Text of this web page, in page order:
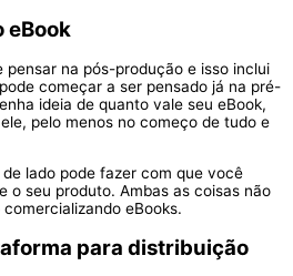
eBook
pensar na pós-produção e isso inclui
começar a ser pensado já na pré-
ideia de quanto vale seu eBook,
pelo menos no começo de tudo e
lado pode fazer com que você
o seu produto. Ambas as coisas não
eBooks.
para distribuição